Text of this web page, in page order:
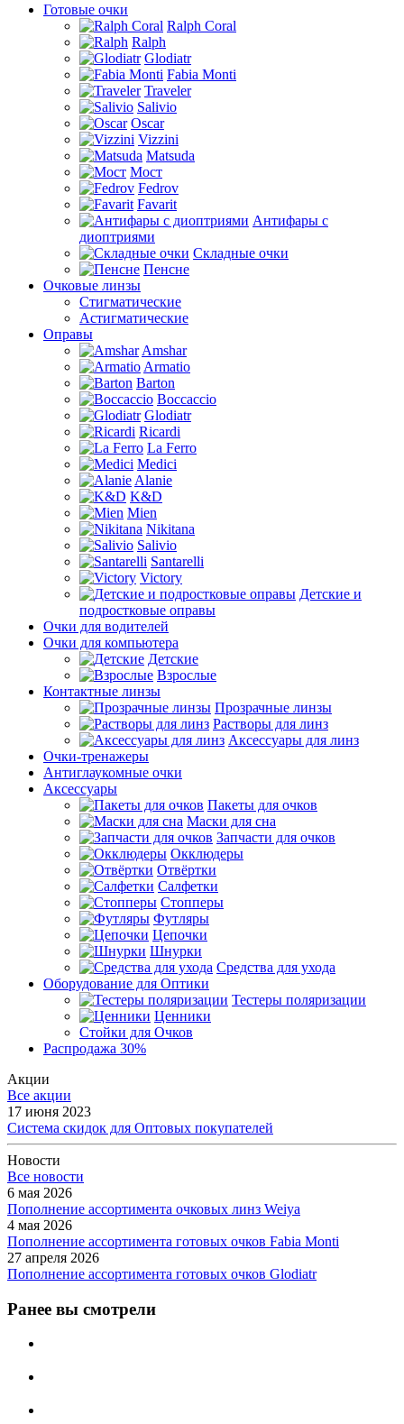
Готовые очки
Ralph Coral
Ralph
Glodiatr
Fabia Monti
Traveler
Salivio
Oscar
Vizzini
Matsuda
Мост
Fedrov
Favarit
Антифары с
диоптриями
Складные очки
Пенсне
Очковые линзы
Стигматические
Астигматические
Оправы
Amshar
Armatio
Barton
Boccaccio
Glodiatr
Ricardi
La Ferro
Medici
Alanie
K&D
Mien
Nikitana
Salivio
Santarelli
Victory
Детские и
подростковые оправы
Очки для водителей
Очки для компьютера
Детские
Взрослые
Контактные линзы
Прозрачные линзы
Растворы для линз
Аксессуары для линз
Очки-тренажеры
Антиглаукомные очки
Аксессуары
Пакеты для очков
Маски для сна
Запчасти для очков
Окклюдеры
Отвёртки
Салфетки
Стопперы
Футляры
Цепочки
Шнурки
Средства для ухода
Оборудование для Оптики
Тестеры поляризации
Ценники
Стойки для Очков
Распродажа 30%
Акции
Все акции
17 июня 2023
Система скидок для Оптовых покупателей
Новости
Все новости
6 мая 2026
Пополнение ассортимента очковых линз Weiya
4 мая 2026
Пополнение ассортимента готовых очков Fabia Monti
27 апреля 2026
Пополнение ассортимента готовых очков Glodiatr
Ранее вы смотрели